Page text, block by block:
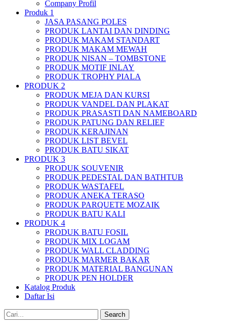
Company Profil
Produk 1
JASA PASANG POLES
PRODUK LANTAI DAN DINDING
PRODUK MAKAM STANDART
PRODUK MAKAM MEWAH
PRODUK NISAN – TOMBSTONE
PRODUK MOTIF INLAY
PRODUK TROPHY PIALA
PRODUK 2
PRODUK MEJA DAN KURSI
PRODUK VANDEL DAN PLAKAT
PRODUK PRASASTI DAN NAMEBOARD
PRODUK PATUNG DAN RELIEF
PRODUK KERAJINAN
PRODUK LIST BEVEL
PRODUK BATU SIKAT
PRODUK 3
PRODUK SOUVENIR
PRODUK PEDESTAL DAN BATHTUB
PRODUK WASTAFEL
PRODUK ANEKA TERASO
PRODUK PARQUETE MOZAIK
PRODUK BATU KALI
PRODUK 4
PRODUK BATU FOSIL
PRODUK MIX LOGAM
PRODUK WALL CLADDING
PRODUK MARMER BAKAR
PRODUK MATERIAL BANGUNAN
PRODUK PEN HOLDER
Katalog Produk
Daftar Isi
Search